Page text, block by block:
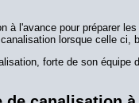
l'avance pour préparer
lorsque celle ci,
forte de son